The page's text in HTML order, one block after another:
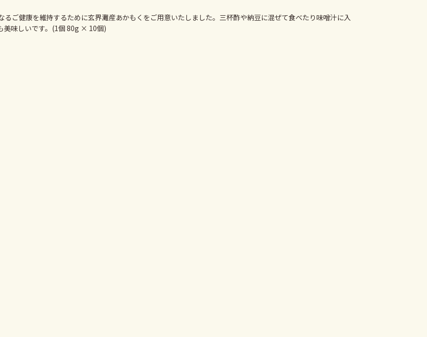
るご健康を維持するために玄界灘産あかもくをご用意いたしました。三杯酢や納豆に混ぜて食べたり味噌汁に入
美味しいです。(1個 80g × 10個)